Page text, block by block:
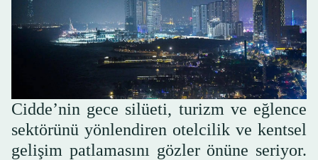
Cidde’nin gece silüeti, turizm ve eğlence
sektörünü yönlendiren otelcilik ve kentsel
gelişim patlamasını gözler önüne seriyor.